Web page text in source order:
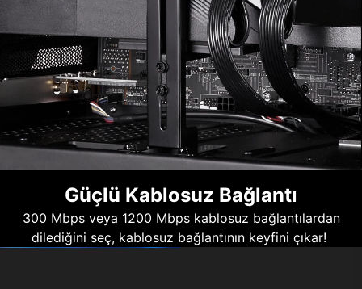
Güçlü Kablosuz Bağlantı
300 Mbps veya 1200 Mbps kablosuz bağlantılardan
dilediğini seç, kablosuz bağlantının keyfini çıkar!